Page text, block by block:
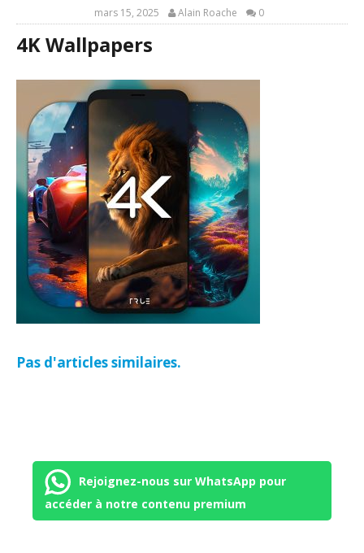
mars 15, 2025 Alain Roache 0
4K Wallpapers
Pas d'articles similaires.
Rejoignez-nous sur WhatsApp pour
accéder à notre contenu premium